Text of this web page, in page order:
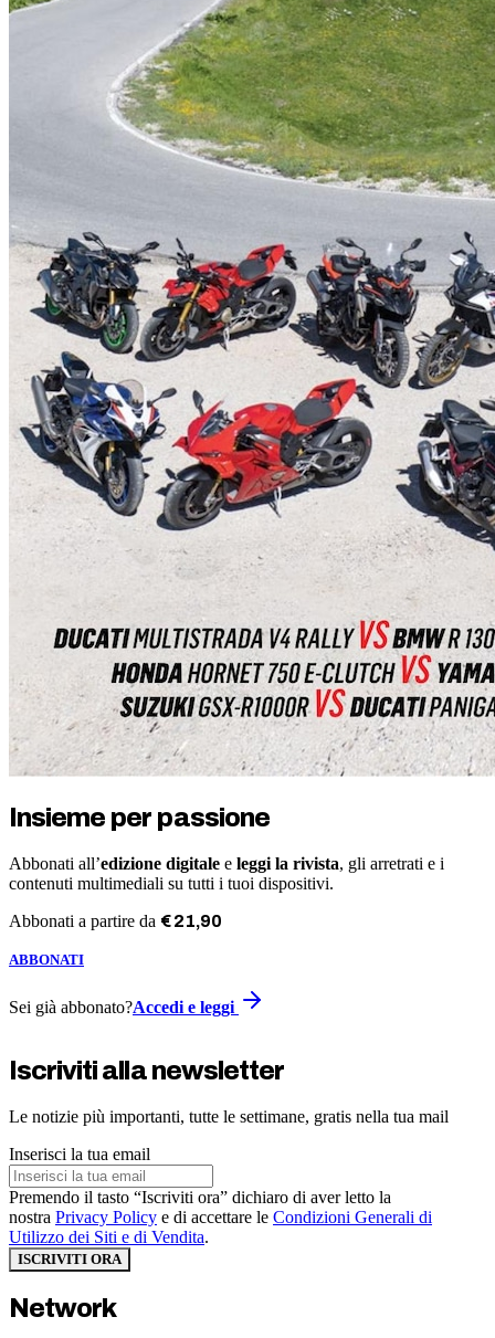
Insieme per passione
Abbonati all’edizione digitale e leggi la rivista, gli arretrati e i
contenuti multimediali su tutti i tuoi dispositivi.
Abbonati a partire da €21,90
ABBONATI
Sei già abbonato?Accedi e leggi
Iscriviti alla newsletter
Le notizie più importanti, tutte le settimane, gratis nella tua mail
Inserisci la tua email
Premendo il tasto “Iscriviti ora” dichiaro di aver letto la
nostra Privacy Policy e di accettare le Condizioni Generali di
Utilizzo dei Siti e di Vendita.
ISCRIVITI ORA
Network